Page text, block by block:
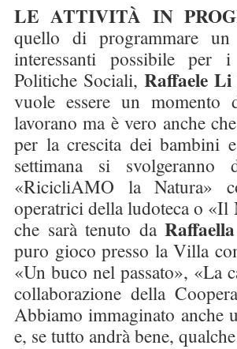
LE ATTIVITÀ IN
quello di programmare
interessanti possibile per
Politiche Sociali, Raffaele Li
vuole essere un momento
lavorano ma è vero anche
per la crescita dei bambini
settimana si
«RicicliAMO la Natura»
operatrici della ludoteca o
che sarà tenuto da
puro gioco presso la Villa
«Un buco nel passato», «La
collaborazione della
Abbiamo immaginato anche
e, se tutto andrà bene,